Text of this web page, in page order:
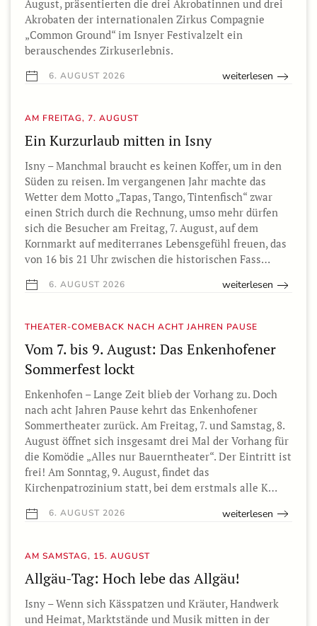
August, präsentierten die drei Akrobatinnen und drei
Akrobaten der internationalen Zirkus Compagnie
„Common Ground“ im Isnyer Festivalzelt ein
berauschendes Zirkuserlebnis.
6. AUGUST 2026 weiterlesen
AM FREITAG, 7. AUGUST
Ein Kurzurlaub mitten in Isny
Isny – Manchmal braucht es keinen Koffer, um in den
Süden zu reisen. Im vergangenen Jahr machte das
Wetter dem Motto „Tapas, Tango, Tintenfisch“ zwar
einen Strich durch die Rechnung, umso mehr dürfen
sich die Besucher am Freitag, 7. August, auf dem
Kornmarkt auf mediterranes Lebensgefühl freuen, das
von 16 bis 21 Uhr zwischen die historischen Fass…
6. AUGUST 2026 weiterlesen
THEATER-COMEBACK NACH ACHT JAHREN PAUSE
Vom 7. bis 9. August: Das Enkenhofener
Sommerfest lockt
Enkenhofen – Lange Zeit blieb der Vorhang zu. Doch
nach acht Jahren Pause kehrt das Enkenhofener
Sommertheater zurück. Am Freitag, 7. und Samstag, 8.
August öffnet sich insgesamt drei Mal der Vorhang für
die Komödie „Alles nur Bauerntheater“. Der Eintritt ist
frei! Am Sonntag, 9. August, findet das
Kirchenpatrozinium statt, bei dem erstmals alle K…
6. AUGUST 2026 weiterlesen
AM SAMSTAG, 15. AUGUST
Allgäu-Tag: Hoch lebe das Allgäu!
Isny – Wenn sich Kässpatzen und Kräuter, Handwerk
und Heimat, Marktstände und Musik mitten in der